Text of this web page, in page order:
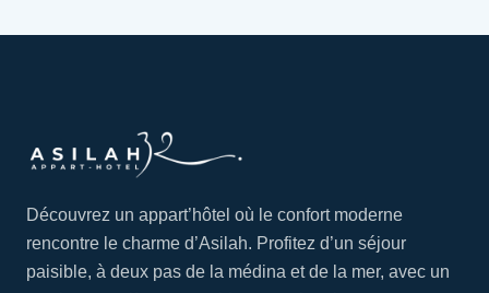
Découvrez un appart’hôtel où le confort moderne
rencontre le charme d’Asilah. Profitez d’un séjour
paisible, à deux pas de la médina et de la mer, avec un